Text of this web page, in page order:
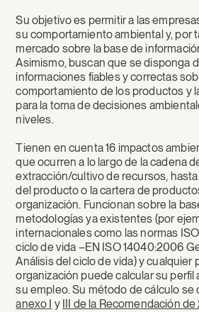
Su objetivo es permitir a las
su comportamiento ambiental y, por
mercado sobre la base de
Asimismo, buscan que se disponga
informaciones fiables y correctas
comportamiento de los productos y
para la toma de decisiones
niveles.
Tienen en cuenta 16 impactos
que ocurren a lo largo de la cadena
extracción/cultivo de recursos, hasta
del producto o la cartera de
organización. Funcionan sobre la
metodologías ya existentes (por
internacionales como las normas
ciclo de vida –EN ISO 14040:2006
Análisis del ciclo de vida) y cualquier
organización puede calcular su
su empleo. Su método de cálculo se
anexo I y III de la Recomendación de